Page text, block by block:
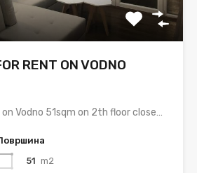
RENT ON VODNO
Vodno 51sqm on 2th floor close…
51 m2